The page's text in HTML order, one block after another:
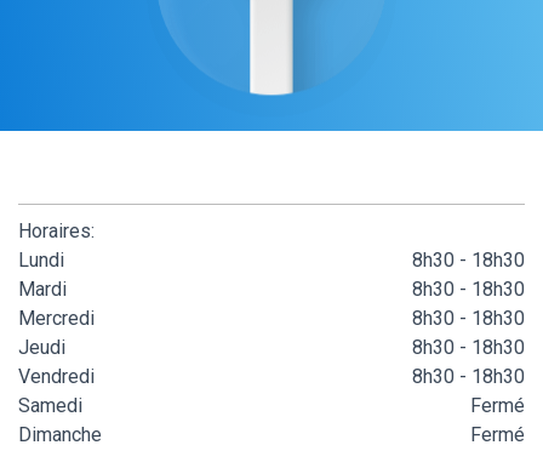
Horaires:
Lundi
8h30 - 18h30
Mardi
8h30 - 18h30
Mercredi
8h30 - 18h30
Jeudi
8h30 - 18h30
Vendredi
8h30 - 18h30
Samedi
Fermé
Dimanche
Fermé